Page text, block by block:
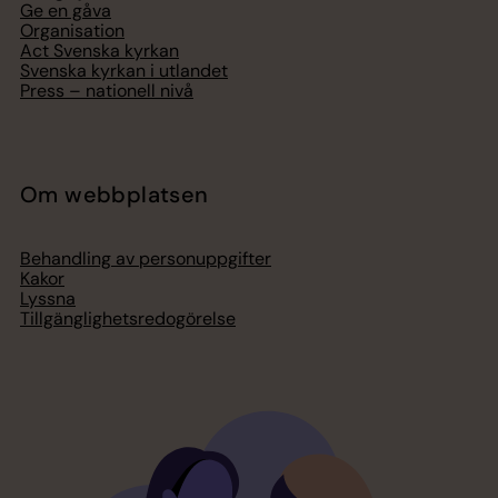
Ge en gåva
Organisation
Act Svenska kyrkan
Svenska kyrkan i utlandet
Press – nationell nivå
Om webbplatsen
Behandling av personuppgifter
Kakor
Lyssna
Tillgänglighetsredogörelse